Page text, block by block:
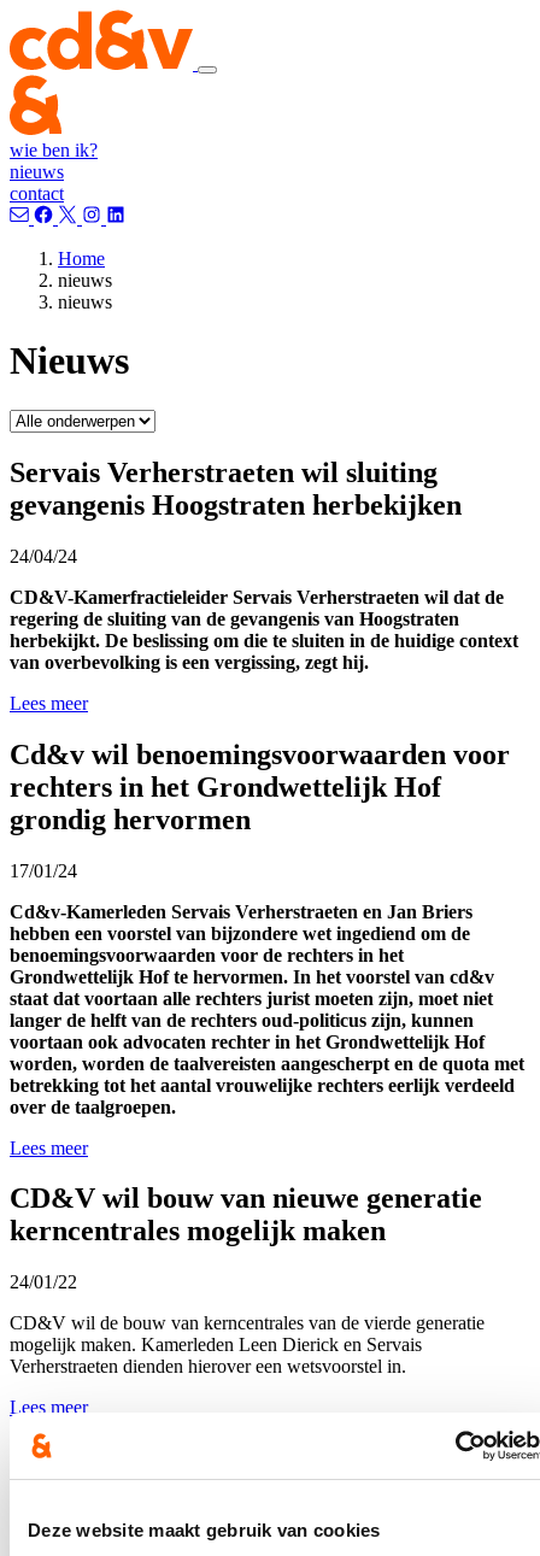
Deze website maakt gebruik van cookies
wie ben ik?
nieuws
contact
Home
nieuws
nieuws
Nieuws
Servais Verherstraeten wil sluiting
gevangenis Hoogstraten herbekijken
24/04/24
CD&V-Kamerfractieleider Servais Verherstraeten wil dat de
regering de sluiting van de gevangenis van Hoogstraten
herbekijkt. De beslissing om die te sluiten in de huidige context
van overbevolking is een vergissing, zegt hij.
Lees meer
Cd&v wil benoemingsvoorwaarden voor
rechters in het Grondwettelijk Hof
grondig hervormen
17/01/24
Cd&v-Kamerleden Servais Verherstraeten en Jan Briers
hebben een voorstel van bijzondere wet ingediend om de
benoemingsvoorwaarden voor de rechters in het
Grondwettelijk Hof te hervormen. In het voorstel van cd&v
staat dat voortaan alle rechters jurist moeten zijn, moet niet
langer de helft van de rechters oud-politicus zijn, kunnen
voortaan ook advocaten rechter in het Grondwettelijk Hof
worden, worden de taalvereisten aangescherpt en de quota met
betrekking tot het aantal vrouwelijke rechters eerlijk verdeeld
over de taalgroepen.
Lees meer
CD&V wil bouw van nieuwe generatie
kerncentrales mogelijk maken
24/01/22
CD&V wil de bouw van kerncentrales van de vierde generatie
mogelijk maken. Kamerleden Leen Dierick en Servais
Verherstraeten dienden hierover een wetsvoorstel in.
Lees meer
Minnelijke schikkingen binnenkort niet
20/12/21